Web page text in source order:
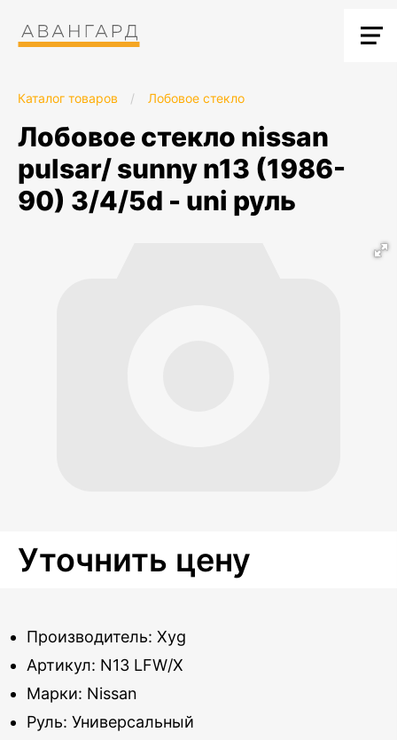
Каталог товаров / Лобовое стекло
лобовое стекло nissan
pulsar/ sunny n13 (1986-
90) 3/4/5d - uni руль
Уточнить цену
Производитель: Xyg
Артикул: N13 LFW/X
Марки: Nissan
Руль: Универсальный